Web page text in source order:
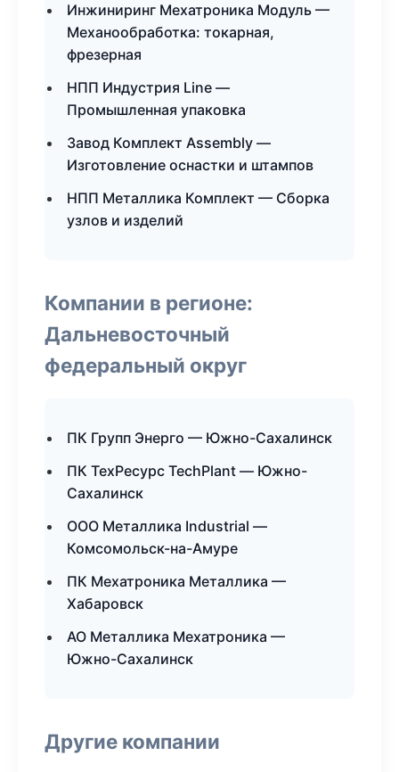
Инжиниринг Мехатроника Модуль —
Механообработка: токарная,
фрезерная
НПП Индустрия Line —
Промышленная упаковка
Завод Комплект Assembly —
Изготовление оснастки и штампов
НПП Металлика Комплект — Сборка
узлов и изделий
Компании в регионе:
Дальневосточный
федеральный округ
ПК Групп Энерго — Южно-Сахалинск
ПК ТехРесурс TechPlant — Южно-
Сахалинск
ООО Металлика Industrial —
Комсомольск-на-Амуре
ПК Мехатроника Металлика —
Хабаровск
АО Металлика Мехатроника —
Южно-Сахалинск
Другие компании